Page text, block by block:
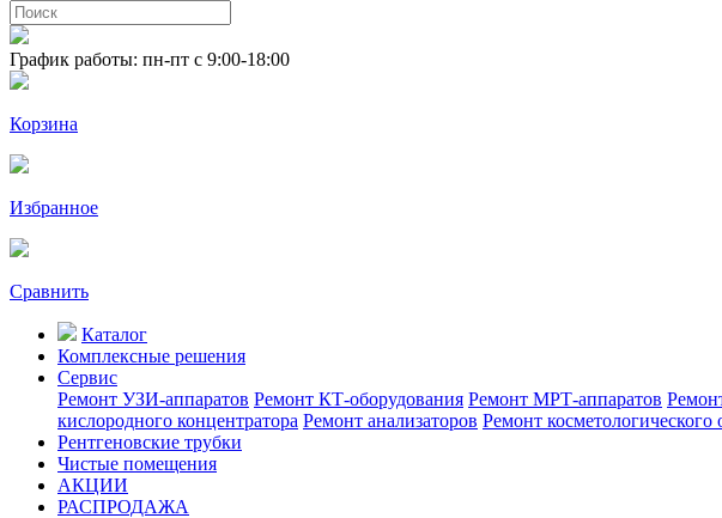
График работы: пн-пт с 9:00-18:00
Корзина
Избранное
Сравнить
Каталог
Комплексные решения
Сервис
Ремонт УЗИ-аппаратов Ремонт КТ-оборудования Ремонт МРТ-аппаратов
кислородного концентратора Ремонт анализаторов Ремонт косметологического
Рентгеновские трубки
Чистые помещения
АКЦИИ
РАСПРОДАЖА